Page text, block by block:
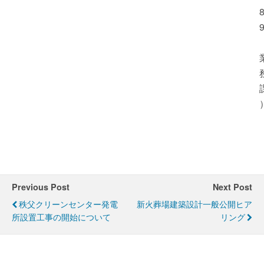
8
9
Previous Post
秩父クリーンセンター発電
所設置工事の開始について
Next Post
新火葬場建築設計一般公開ヒア
リング